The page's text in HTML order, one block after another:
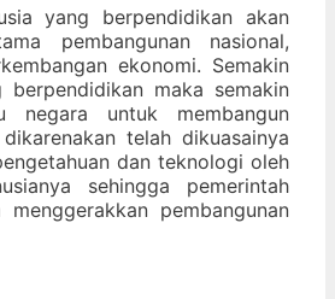
yang berpendidikan akan
pembangunan nasional,
ekonomi. Semakin
maka semakin
negara untuk membangun
telah dikuasainya
dan teknologi oleh
sehingga pemerintah
pembangunan